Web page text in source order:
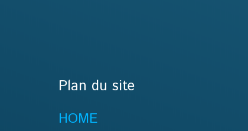
Plan du site
HOME